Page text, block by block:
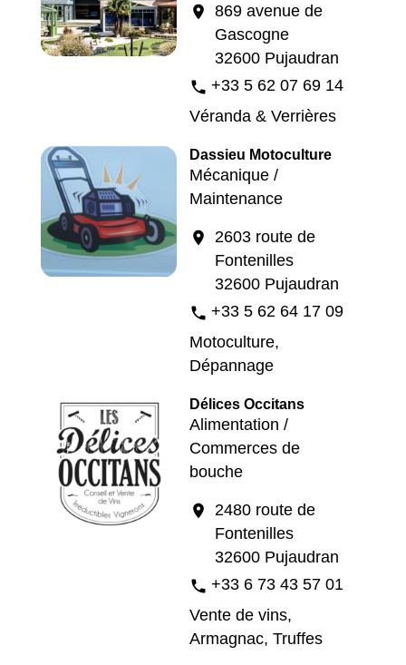
location_on 869 avenue de
Gascogne
32600 Pujaudran
phone +33 5 62 07 69 14
Véranda & Verrières
Dassieu Motoculture
Mécanique /
Maintenance
location_on
2603 route de
Fontenilles
32600 Pujaudran
phone +33 5 62 64 17 09
Motoculture,
Dépannage
Délices Occitans
Alimentation /
Commerces de
bouche
location_on
2480 route de
Fontenilles
32600 Pujaudran
phone +33 6 73 43 57 01
Vente de vins,
Armagnac, Truffes